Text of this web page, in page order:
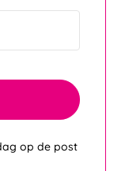
op de post